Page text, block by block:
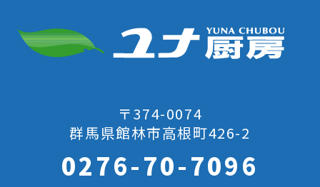
〒374-0074
群馬県館林市高根町426-2
0276-70-7096